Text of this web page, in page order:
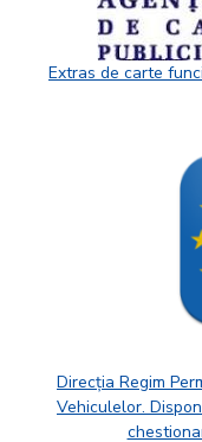
Extras de carte
Direcția Regim
Vehiculelor.